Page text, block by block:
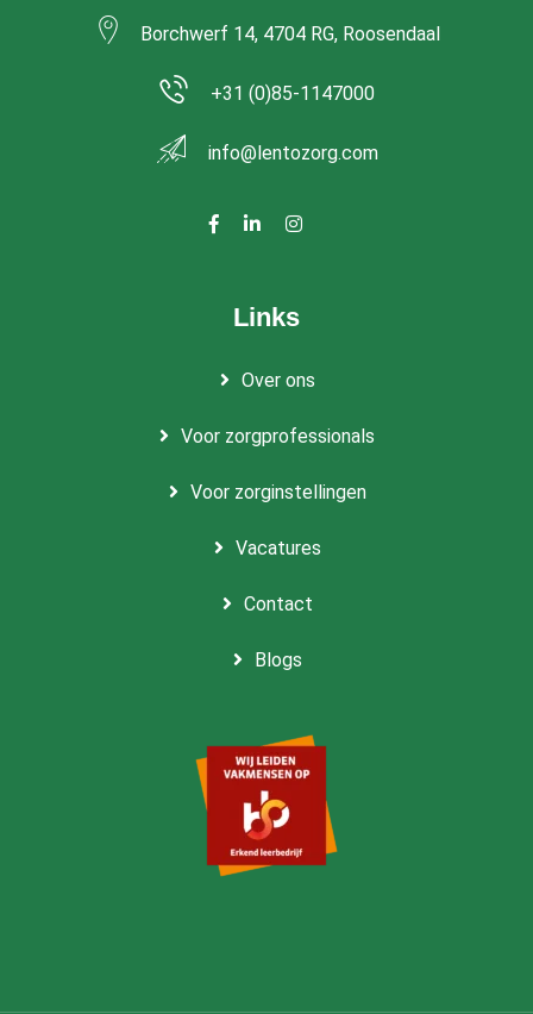
Borchwerf 14, 4704 RG, Roosendaal
+31 (0)85-1147000
info@lentozorg.com
Links
Over ons
Voor zorgprofessionals
Voor zorginstellingen
Vacatures
Contact
Blogs